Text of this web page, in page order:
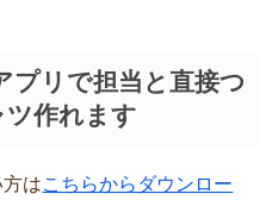
プリで担当と直接つ
作れます
はこちらからダウンロー